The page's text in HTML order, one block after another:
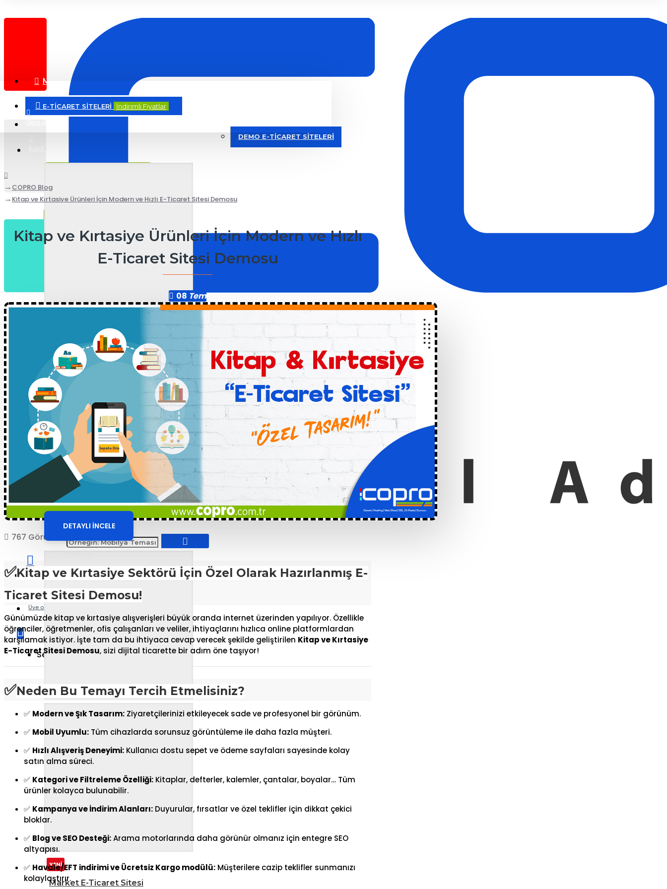
Anasayfa
Destek Merkezi
Giriş yap
Üye ol
Sepetinize henüz ekleme yapmadınız!
Menü
E-TİCARET SİTELERİ İndirimli Fiyatlar
DEMO E-TİCARET SİTELERİ
Butik ve Aksesuar E-
Ticaret Sitesi
DETAYLI İNCELE
YENİ
Market E-Ticaret Sitesi
COPRO Blog
Kitap ve Kırtasiye Ürünleri İçin Modern ve Hızlı E-Ticaret Sitesi Demosu
Kitap ve Kırtasiye Ürünleri İçin Modern ve Hızlı
E-Ticaret Sitesi Demosu
08 Tem
767 Görüntülenme
✅Kitap ve Kırtasiye Sektörü İçin Özel Olarak Hazırlanmış E-
Ticaret Sitesi Demosu!
Günümüzde kitap ve kırtasiye alışverişleri büyük oranda internet üzerinden yapılıyor. Özellikle
öğrenciler, öğretmenler, ofis çalışanları ve veliler, ihtiyaçlarını hızlıca online platformlardan
karşılamak istiyor. İşte tam da bu ihtiyaca cevap verecek şekilde geliştirilen Kitap ve Kırtasiye
E-Ticaret Sitesi Demosu, sizi dijital ticarette bir adım öne taşıyor!
✅Neden Bu Temayı Tercih Etmelisiniz?
✅ Modern ve Şık Tasarım: Ziyaretçilerinizi etkileyecek sade ve profesyonel bir görünüm.
✅ Mobil Uyumlu: Tüm cihazlarda sorunsuz görüntüleme ile daha fazla müşteri.
✅ Hızlı Alışveriş Deneyimi: Kullanıcı dostu sepet ve ödeme sayfaları sayesinde kolay
satın alma süreci.
✅ Kategori ve Filtreleme Özelliği: Kitaplar, defterler, kalemler, çantalar, boyalar… Tüm
ürünler kolayca bulunabilir.
✅ Kampanya ve İndirim Alanları: Duyurular, fırsatlar ve özel teklifler için dikkat çekici
bloklar.
✅ Blog ve SEO Desteği:Arama motorlarında daha görünür olmanız için entegre SEO
altyapısı.
✅ Havale/EFT indirimi ve Ücretsiz Kargo modülü: Müşterilere cazip teklifler sunmanızı
kolaylaştırır.